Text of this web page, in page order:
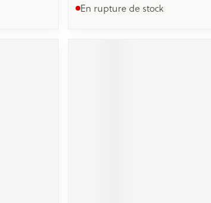
En rupture de stock